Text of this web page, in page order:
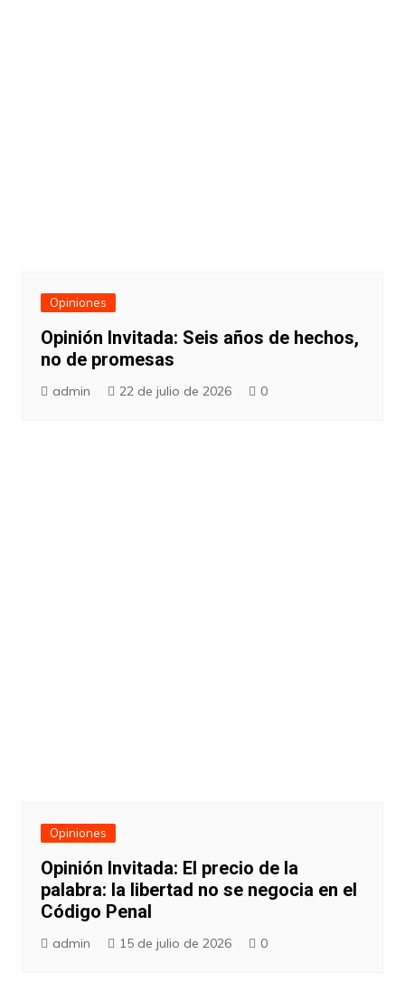
Opiniones
Opinión Invitada: Seis años de hechos,
no de promesas
admin 22 de julio de 2026 0
Opiniones
Opinión Invitada: El precio de la
palabra: la libertad no se negocia en el
Código Penal
admin 15 de julio de 2026 0